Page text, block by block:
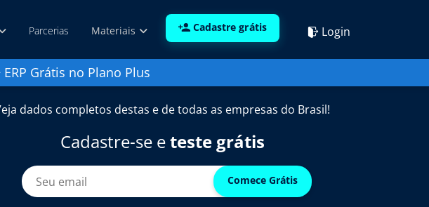
Parcerias Materiais Cadastre grátis Login
ERP Grátis no Plano Plus
dados completos destas e de todas as empresas do Brasil!
Cadastre-se eteste grátis
Comece Grátis